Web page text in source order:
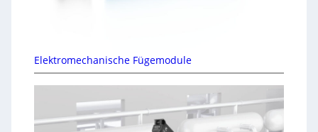
Elektromechanische Fügemodule